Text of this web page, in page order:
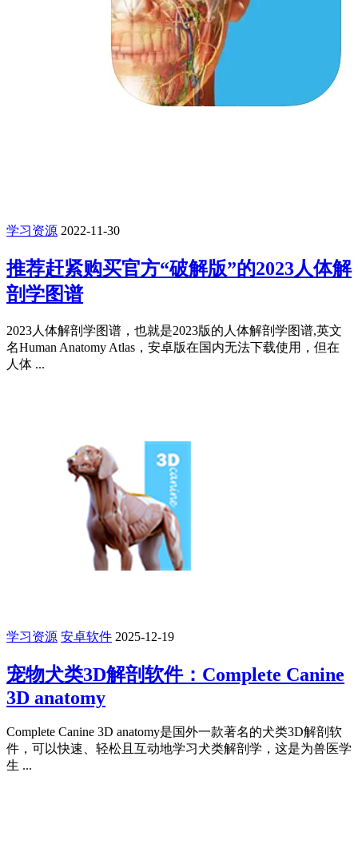
学习资源 2022-11-30
推荐赶紧购买官方“破解版”的2023人体解
剖学图谱
2023人体解剖学图谱，也就是2023版的人体解剖学图谱,英文
名Human Anatomy Atlas，安卓版在国内无法下载使用，但在
人体 ...
学习资源 安卓软件 2025-12-19
宠物犬类3D解剖软件：Complete Canine
3D anatomy
Complete Canine 3D anatomy是国外一款著名的犬类3D解剖软
件，可以快速、轻松且互动地学习犬类解剖学，这是为兽医学
生 ...